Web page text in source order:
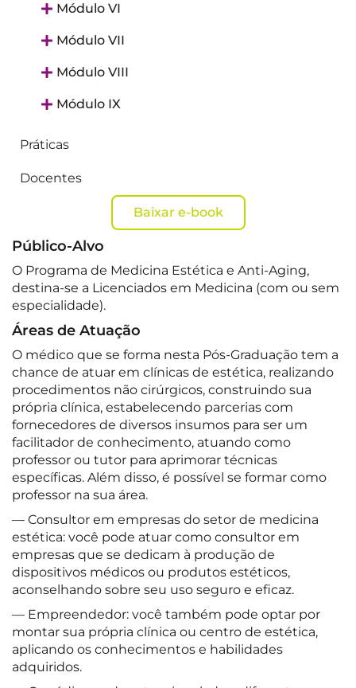
Módulo VI
Módulo VII
Módulo VIII
Módulo IX
Práticas
Docentes
Baixar e-book
Público-Alvo
O Programa de Medicina Estética e Anti-Aging,
destina-se a Licenciados em Medicina (com ou sem
especialidade).
Áreas de Atuação
O médico que se forma nesta Pós-Graduação tem a
chance de atuar em clínicas de estética, realizando
procedimentos não cirúrgicos, construindo sua
própria clínica, estabelecendo parcerias com
fornecedores de diversos insumos para ser um
facilitador de conhecimento, atuando como
professor ou tutor para aprimorar técnicas
específicas. Além disso, é possível se formar como
professor na sua área.
— Consultor em empresas do setor de medicina
estética: você pode atuar como consultor em
empresas que se dedicam à produção de
dispositivos médicos ou produtos estéticos,
aconselhando sobre seu uso seguro e eficaz.
— Empreendedor: você também pode optar por
montar sua própria clínica ou centro de estética,
aplicando os conhecimentos e habilidades
adquiridos.